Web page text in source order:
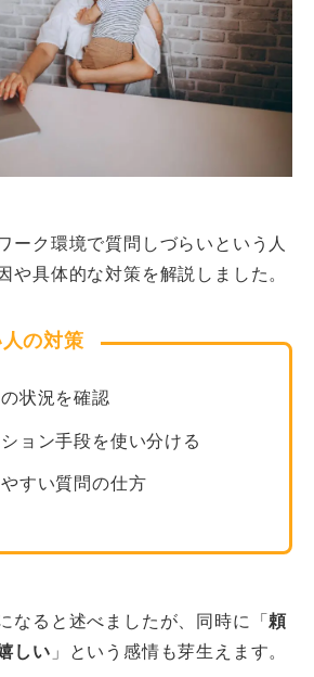
ーク環境で質問しづらいという人
や具体的な対策を解説しました。
の対策
状況を確認
ョン手段を使い分ける
すい質問の仕方
なると述べましたが、同時に「 頼
しい 」という感情も芽生えます。